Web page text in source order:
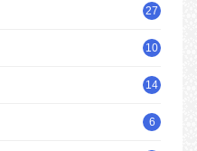
27
10
14
6